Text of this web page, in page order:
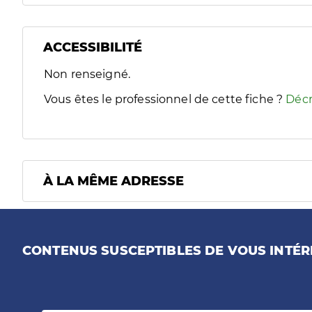
ACCESSIBILITÉ
Filtres
Sélectionnez un ou plusieurs handicaps/besoins
Non renseigné.
Vous êtes le professionnel de cette fiche ?
À LA MÊME ADRESSE
CONTENUS SUSCEPTIBLES DE VOUS